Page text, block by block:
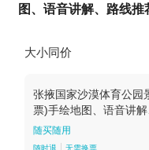
图、语音讲解、路线推
大小同价
张掖国家沙漠体育公园
票)手绘地图、语音讲
群-标准价
随买随用
随时退 无需换票